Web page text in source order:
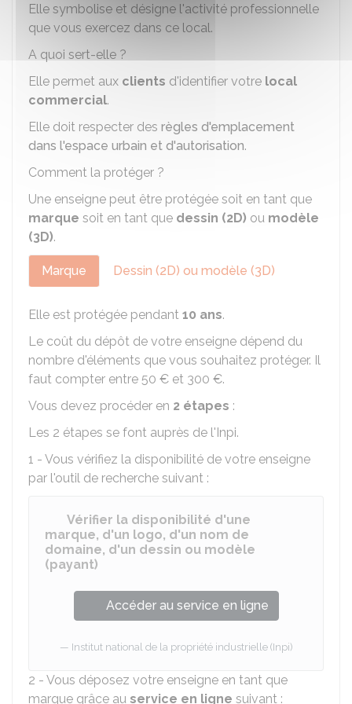
Elle symbolise et désigne l'activité professionnelle
que vous exercez dans ce local.
A quoi sert-elle ?
Elle permet aux clients d'identifier votre local
commercial.
Elle doit respecter des règles d'emplacement
dans l'espace urbain et d'autorisation.
Comment la protéger ?
Une enseigne peut être protégée soit en tant que
marque soit en tant que dessin (2D) ou modèle
(3D).
Marque Dessin (2D) ou modèle (3D)
Elle est protégée pendant 10 ans.
Le coût du dépôt de votre enseigne dépend du
nombre d'éléments que vous souhaitez protéger. Il
faut compter entre 50 € et 300 €.
Vous devez procéder en 2 étapes :
Les 2 étapes se font auprès de l'Inpi.
1 - Vous vérifiez la disponibilité de votre enseigne
par l'outil de recherche suivant :
Vérifier la disponibilité d'une
marque, d'un logo, d'un nom de
domaine, d'un dessin ou modèle
(payant)
Accéder au service en ligne
Institut national de la propriété industrielle (Inpi)
2 - Vous déposez votre enseigne en tant que
marque grâce au service en ligne suivant :